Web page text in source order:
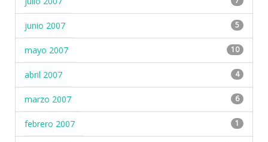
junio 2007 5
mayo 2007 10
abril 2007 4
marzo 2007 6
febrero 2007 1